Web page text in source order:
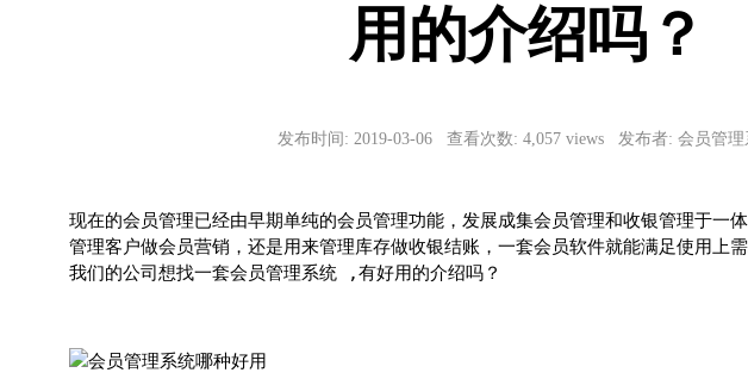
用的介绍吗？
发布时间: 2019-03-06 查看次数: 4,057 views 发布者: 会员管理
现在的会员管理已经由早期单纯的会员管理功能，发展成集会员管理和收银管理于一
管理客户做会员营销，还是用来管理库存做收银结账，一套会员软件就能满足使用上
我们的公司想找一套会员管理系统 ,有好用的介绍吗？